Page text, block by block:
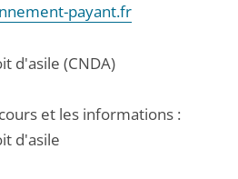
payant.fr
d'asile (CNDA)
et les informations :
d'asile